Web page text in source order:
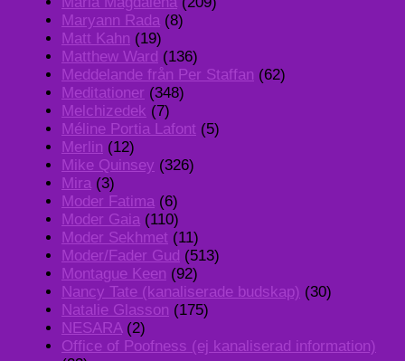
Maryann Rada (8)
Matt Kahn (19)
Matthew Ward (136)
Meddelande från Per Staffan (62)
Meditationer (348)
Melchizedek (7)
Méline Portia Lafont (5)
Merlin (12)
Mike Quinsey (326)
Mira (3)
Moder Fatima (6)
Moder Gaia (110)
Moder Sekhmet (11)
Moder/Fader Gud (513)
Montague Keen (92)
Nancy Tate (kanaliserade budskap) (30)
Natalie Glasson (175)
NESARA(2)
Office of Poofness (ej kanaliserad information)